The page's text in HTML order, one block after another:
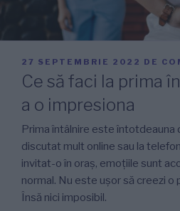
PUBLICAT
PE
27 SEPTEMBRIE 2022 DE
Ce să faci la prima
a o impresiona
Prima întâlnire este întotdeauna
discutat mult online sau la
invitat-o în oraș, emoțiile sunt
normal. Nu este ușor să creezi o
Însă nici imposibil.